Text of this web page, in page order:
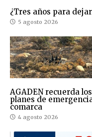
¿Tres años para
5 agosto 2026
AGADEN recuerda
planes de
comarca
4 agosto 2026